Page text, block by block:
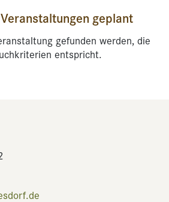
geplant
gefunden werden, die
entspricht.